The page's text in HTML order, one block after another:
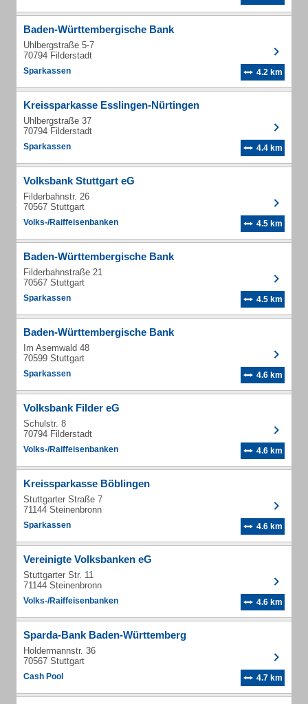
Baden-Württembergische Bank
Uhlbergstraße 5-7
70794 Filderstadt
Sparkassen 4.2 km
Kreissparkasse Esslingen-Nürtingen
Uhlbergstraße 37
70794 Filderstadt
Sparkassen 4.4 km
Volksbank Stuttgart eG
Filderbahnstr. 26
70567 Stuttgart
Volks-/Raiffeisenbanken 4.5 km
Baden-Württembergische Bank
Filderbahnstraße 21
70567 Stuttgart
Sparkassen 4.5 km
Baden-Württembergische Bank
Im Asemwald 48
70599 Stuttgart
Sparkassen 4.6 km
Volksbank Filder eG
Schulstr. 8
70794 Filderstadt
Volks-/Raiffeisenbanken 4.6 km
Kreissparkasse Böblingen
Stuttgarter Straße 7
71144 Steinenbronn
Sparkassen 4.6 km
Vereinigte Volksbanken eG
Stuttgarter Str. 11
71144 Steinenbronn
Volks-/Raiffeisenbanken 4.6 km
Sparda-Bank Baden-Württemberg
Holdermannstr. 36
70567 Stuttgart
Cash Pool 4.7 km